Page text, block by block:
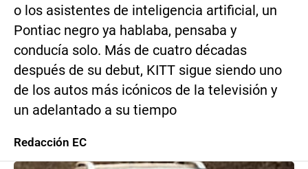
o los asistentes de inteligencia artificial, un
Pontiac negro ya hablaba, pensaba y
conducía solo. Más de cuatro décadas
después de su debut, KITT sigue siendo uno
de los autos más icónicos de la televisión y
un adelantado a su tiempo
Redacción EC